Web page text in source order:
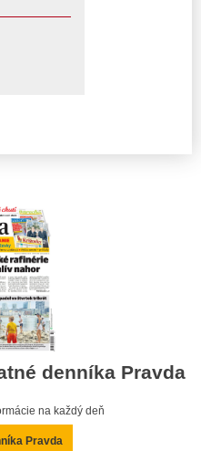
denníka Pravda
na každý deň
Pravda